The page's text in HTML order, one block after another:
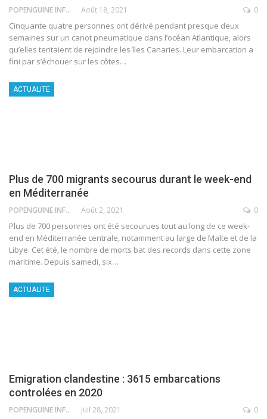
POPENGUINE INFO Août 18, 2021 0
Cinquante quatre personnes ont dérivé pendant presque deux
semaines sur un canot pneumatique dans l’océan Atlantique, alors
qu’elles tentaient de rejoindre les îles Canaries. Leur embarcation a
fini par s’échouer sur les côtes…
ACTUALITE
Plus de 700 migrants secourus durant le week-end
en Méditerranée
POPENGUINE INFO Août 2, 2021 0
Plus de 700 personnes ont été secourues tout au long de ce week-
end en Méditerranée centrale, notamment au large de Malte et de la
Libye. Cet été, le nombre de morts bat des records dans cette zone
maritime. Depuis samedi, six…
ACTUALITE
Emigration clandestine : 3615 embarcations
controlées en 2020
POPENGUINE INFO Juil 28, 2021 0